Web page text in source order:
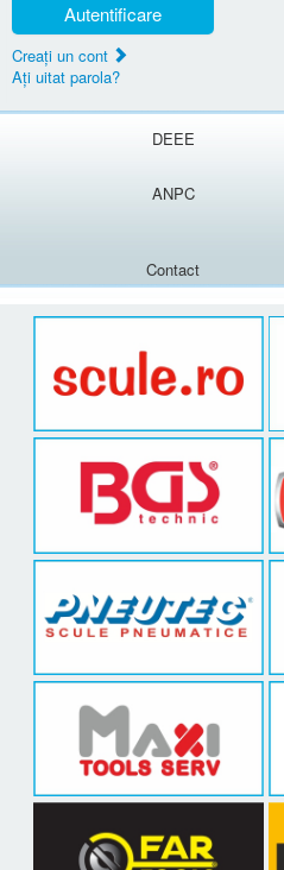
Autentificare
Creaţi un cont
Aţi uitat parola?
DEEE
ANPC
Contact